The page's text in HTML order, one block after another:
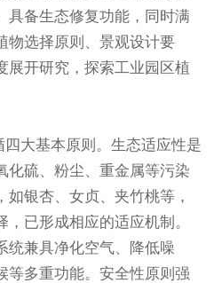
具备生态修复功能，同时满
物选择原则、景观设计要
展开研究，探索工业园区植
大基本原则。生态适应性是
化硫、粉尘、重金属等污染
银杏、女贞、夹竹桃等，
已形成相应的适应机制。
统兼具净化空气、降低噪
等多重功能。安全性原则强